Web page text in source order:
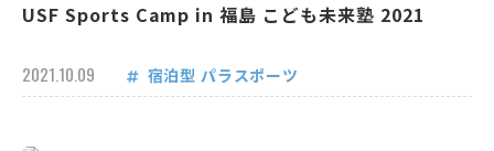
USF Sports Camp in 福島 こども未来塾 2021
2021.10.09 宿泊型 パラスポーツ